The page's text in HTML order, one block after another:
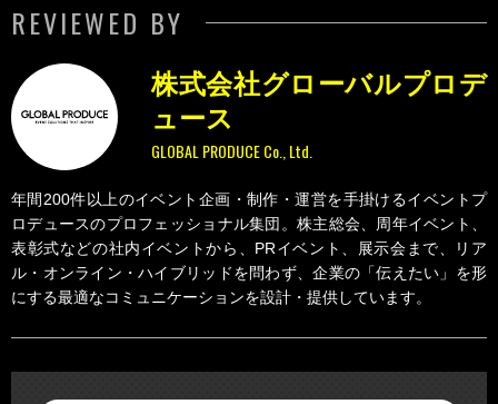
REVIEWED BY
GLOBAL PRODUCE Co., Ltd.
株式会社グローバルプロデ
ュース
年間200件以上のイベント企画・制作・運営を手掛けるイベントプ
ロデュースのプロフェッショナル集団。株主総会、周年イベント、
表彰式などの社内イベントから、PRイベント、展示会まで、リア
ル・オンライン・ハイブリッドを問わず、企業の「伝えたい」を形
にする最適なコミュニケーションを設計・提供しています。